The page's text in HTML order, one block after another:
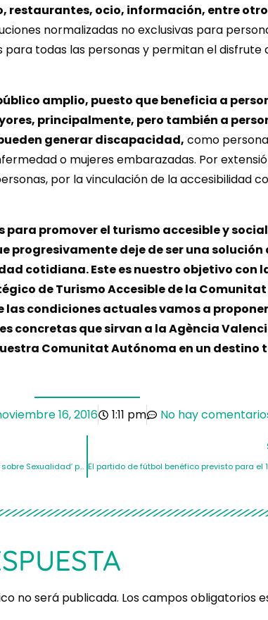
restaurantes, ocio, información, entre
normalizadas no exclusivas para
para todas las personas y permitan el disfrute
amplio, puesto que beneficia a
principalmente, pero también a
generar discapacidad, como
o mujeres embarazadas. Por
por la vinculación de la accesibilidad
para promover el turismo accesible y
progresivamente deje de ser una
cotidiana. Este es nuestro objetivo con
de Turismo Accesible de la Comunitat
las condiciones actuales vamos a
concretas que sirvan a la Agència
Comunitat Autónoma en un destino
16, 2016 1:11 pm No hay
Séptima edición de las ‘Jornadas sobre Sexualidad’ para lesionados medulares y grandes discapacitados físicos de ASPAYM Comunidad Valenciana
no será publicada. Los campos obligatorios